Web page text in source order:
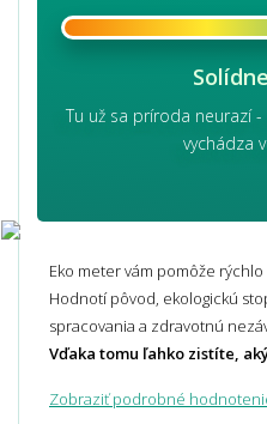
Tu už sa príroda neurazí
vychádza
Eko meter vám pomôže
Hodnotí pôvod, ekologickú
spracovania a zdravotnú
Vďaka tomu ľahko zistíte,
Zobraziť podrobné